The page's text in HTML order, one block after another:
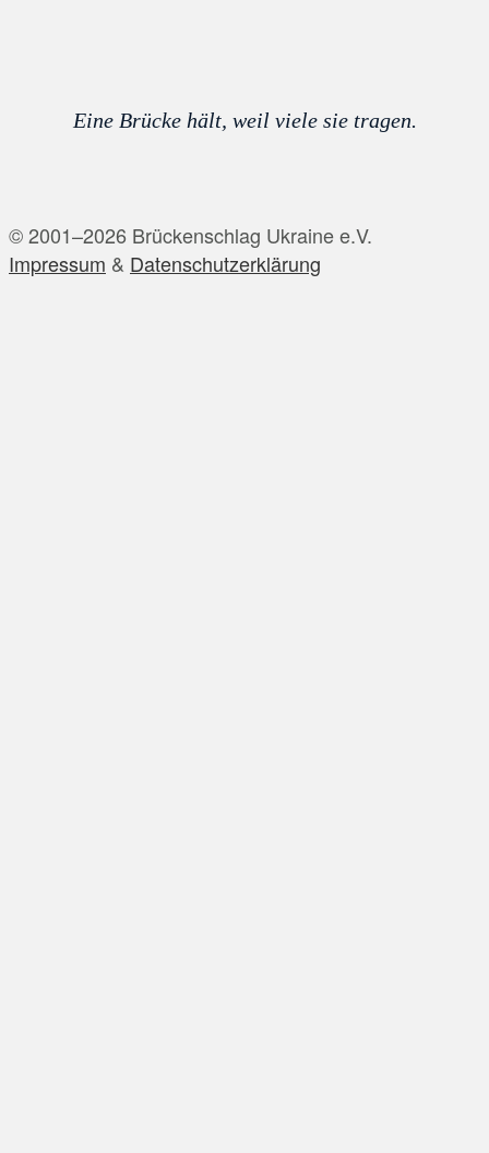
Eine Brücke hält, weil viele sie tragen.
© 2001–2026 Brückenschlag Ukraine e.V.
Impressum & Datenschutzerklärung